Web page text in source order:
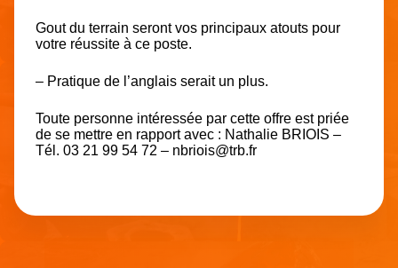
Gout du terrain seront vos principaux atouts pour
votre réussite à ce poste.
– Pratique de l’anglais serait un plus.
Toute personne intéressée par cette offre est priée
de se mettre en rapport avec : Nathalie BRIOIS –
Tél. 03 21 99 54 72 – nbriois@trb.fr